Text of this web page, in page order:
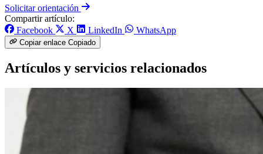
Solicitar orientación
Compartir artículo:
Facebook
X LinkedIn WhatsApp
Copiar enlace Copiado
Artículos y servicios relacionados